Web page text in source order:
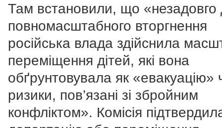
Там встановили, що «незадовго
повномасштабного вторгнення
російська влада здійснила
переміщення дітей, які вона
обґрунтовувала як «евакуацію»
ризики, пов’язані зі збройним
конфліктом». Комісія